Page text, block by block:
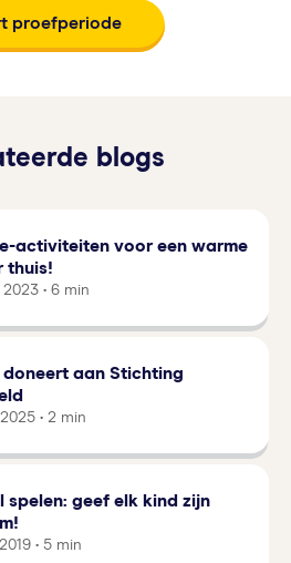
proefperiode
blogs
activiteiten voor een warme
thuis!
• 6 min
doneert aan Stichting
• 2 min
spelen: geef elk kind zijn
• 5 min